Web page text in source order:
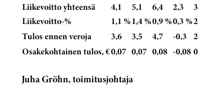
Liikevoitto yhteensä
4,1 5,1 6,4 2,3
31,1
Liikevoitto-%
1,1 %1,4 %0,9 %0,3 %2,1 %
Tulos ennen veroja
3,6 3,5 4,7 -0,3 26,2
Osakekohtainen tulos, €0,07 0,07 0,08 -0,080,54
Juha Gröhn, toimitusjohtaja